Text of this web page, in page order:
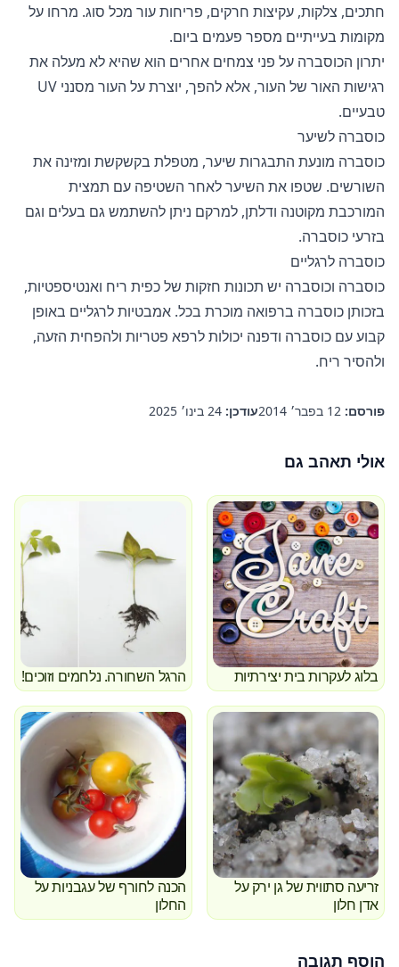
חתכים, צלקות, עקיצות חרקים, פריחות עור מכל סוג. מרחו על
מקומות בעייתיים מספר פעמים ביום.
יתרון הכוסברה על פני צמחים אחרים הוא שהיא לא מעלה את
רגישות האור של העור, אלא להפך, יוצרת על העור מסנני UV
טבעיים.
כוסברה לשיער
כוסברה מונעת התבגרות שיער, מטפלת בקשקשת ומזינה את
השורשים. שטפו את השיער לאחר השטיפה עם תמצית
המורכבת מקוטנה ודלתן, למרקם ניתן להשתמש גם בעלים וגם
בזרעי כוסברה.
כוסברה לרגליים
כוסברה וכוסברה יש תכונות חזקות של כפית ריח ואנטיספטיות,
בזכותן כוסברה ברפואה מוכרת בכל. אמבטיות לרגליים באופן
קבוע עם כוסברה ודפנה יכולות לרפא פטריות ולהפחית הזעה,
ולהסיר ריח.
פורסם: 12 בפבר׳ 2014 עודכן: 24 בינו׳ 2025
אולי תאהב גם
בלוג לעקרות בית יצירתיות הרגל השחורה. נלחמים וזוכים!
זריעה סתווית של גן ירק על
אדן חלון
הכנה לחורף של עגבניות על
החלון
הוסף תגובה